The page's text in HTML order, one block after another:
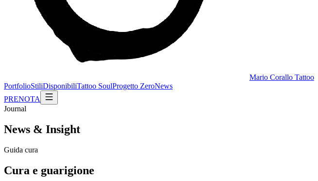
Mario Corallo Tattoo
PortfolioStiliDisponibiliTattoo SoulProgetto ZeroNews
PRENOTA
Journal
News & Insight
Guida cura
Cura e guarigione